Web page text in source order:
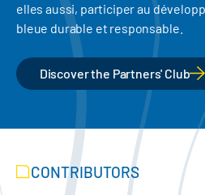
elles aussi, participer au
bleue durable et responsable.
Discover the Partners' Club
CONTRIBUTORS